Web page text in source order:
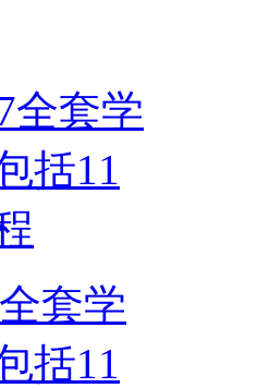
套学
括11